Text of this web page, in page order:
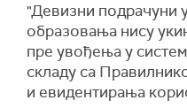
"Девизни подрачуни
образовања нису
пре увођења у
складу са
и евидентирања